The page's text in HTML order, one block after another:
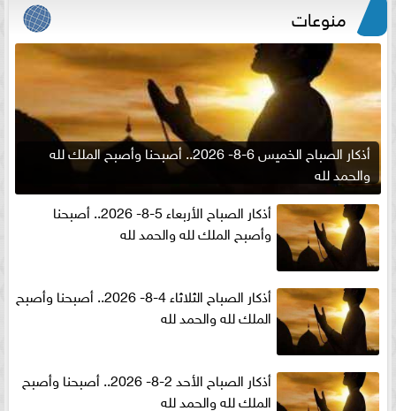
منوعات
أذكار الصباح الخميس 6-8- 2026.. أصبحنا وأصبح الملك لله
والحمد لله
أذكار الصباح الأربعاء 5-8- 2026.. أصبحنا
وأصبح الملك لله والحمد لله
أذكار الصباح الثلاثاء 4-8- 2026.. أصبحنا وأصبح
الملك لله والحمد لله
أذكار الصباح الأحد 2-8- 2026.. أصبحنا وأصبح
الملك لله والحمد لله